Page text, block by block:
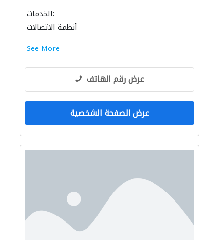
الخدمات:
أنظمة الاتصالات
See More
عرض رقم الهاتف
عرض الصفحة الشخصية